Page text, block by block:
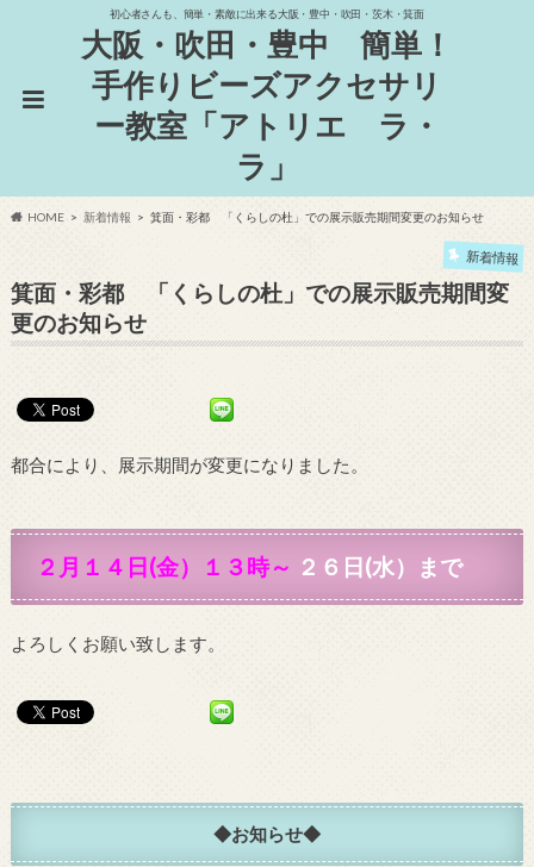
初心者さんも、簡単・素敵に出来る大阪・豊中・吹田・茨木・箕面
大阪・吹田・豊中 簡単！
手作りビーズアクセサリ
ー教室「アトリエ ラ・
ラ」
HOME 新着情報 箕面・彩都 「くらしの杜」での展示販売期間変更のお知らせ
新着情報
箕面・彩都 「くらしの杜」での展示販売期間変
更のお知らせ
都合により、展示期間が変更になりました。
２月１４日(金）１３時～ ２６日(水）まで
よろしくお願い致します。
◆お知らせ◆